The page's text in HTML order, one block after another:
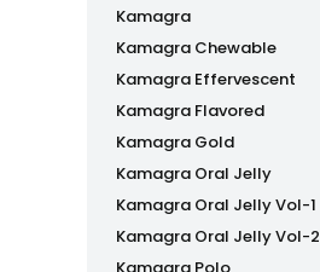
Kamagra
Kamagra Chewable
Kamagra Effervescent
Kamagra Flavored
Kamagra Gold
Kamagra Oral Jelly
Kamagra Oral Jelly Vol-1
Kamagra Oral Jelly Vol-2